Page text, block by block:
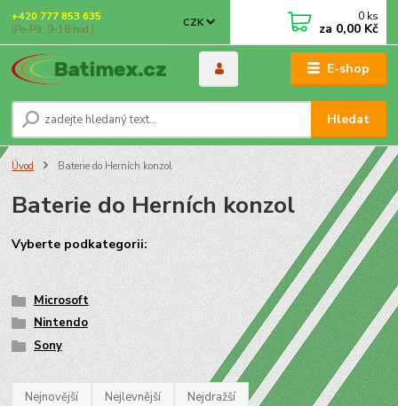
E-shop
CZK
Hledat
+420 777 853 635
(Po-Pá, 9-18 hod.)
0 ks
za 0,00 Kč
Úvod Baterie do Herních konzol
Baterie do Herních konzol
Vybertepodkategorii:
Microsoft
Nintendo
Sony
Nejnovější Nejlevnější Nejdražší